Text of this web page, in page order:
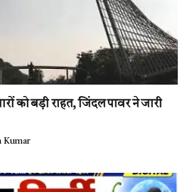
को बड़ी राहत, जिंदल पावर ने जारी
Kumar